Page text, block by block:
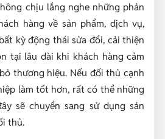
chịu lắng nghe những phản
hàng về sản phẩm, dịch vụ,
kỳ động thái sửa đổi, cải thiện
tại lâu dài khi khách hàng cảm
thương hiệu. Nếu đối thủ cạnh
làm tốt hơn, rất có thể những
sẽ chuyển sang sử dụng sản
thủ.